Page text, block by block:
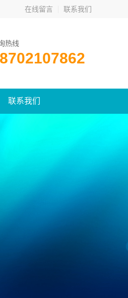
在线留言 联系我们
热线
联系我们